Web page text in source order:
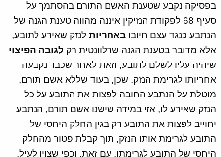
בפסיקה נקבע שטענת האשם התורם בהסתמך על
סעיף 68 לפקודת הנזיקין איננה מהווה טענת הגנה של
הנתבע כנגד עצם חיובו באחריות לנזק שאירע לתובע,
אלא מדובר בטענת הגנה שרלוונטית רק לגובה הפיצוי
שיהיה עליו לשלם לתובע, וזאת לאחר שכבר נקבעה
אחריותו לגרימת הנזק. שכן, בעוד שללא אשם תורם,
מוטלת על הנתבע החובה לפצות את התובע על כל
הנזק שאירע לו, אזי במידה שישנו אשם תורם, הנתבע
יחוייב לפצות את התובע רק בגין החלק היחסי של
התובע לגרימת אותו הנזק, תוך קבלת פטור מהחלק
היחסי של התובע לגרימתו. עם זאת, וכפי שצוין לעיל,